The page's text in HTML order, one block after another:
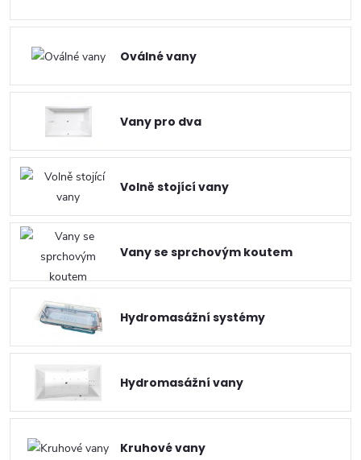
Oválné vany
Vany pro dva
Volně stojící vany
Vany se sprchovým koutem
Hydromasážní systémy
Hydromasážní vany
Kruhové vany